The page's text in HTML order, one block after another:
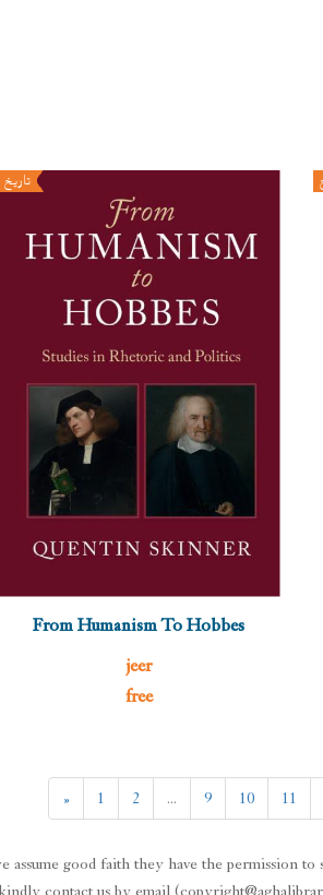
تاريخ
From Humanism To Hobbes
jeer
free
« 1 2 ... 9 10 11
assume good faith they have the permission